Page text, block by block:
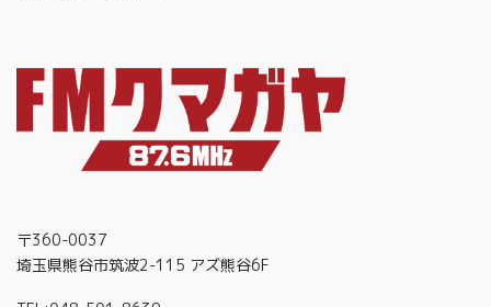
〒360-0037
埼玉県熊谷市筑波2-115 アズ熊谷6F